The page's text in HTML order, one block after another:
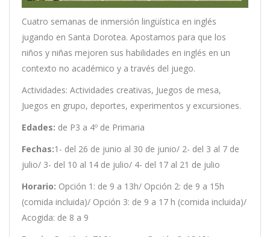
Cuatro semanas de inmersión lingüística en inglés
jugando en Santa Dorotea. Apostamos para que los
niños y niñas mejoren sus habilidades en inglés en un
contexto no académico y a través del juego.
Actividades: Actividades creativas, Juegos de mesa,
Juegos en grupo, deportes, experimentos y excursiones.
Edades: de P3 a 4º de Primaria
Fechas:1- del 26 de junio al 30 de junio/ 2- del 3 al 7 de
julio/ 3- del 10 al 14 de julio/ 4- del 17 al 21 de julio
Horario: Opción 1: de 9 a 13h/ Opción 2: de 9 a 15h
(comida incluida)/ Opción 3: de 9 a 17 h (comida incluida)/
Acogida: de 8 a 9